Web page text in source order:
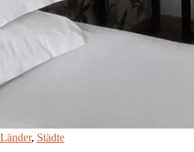
Länder, Städte